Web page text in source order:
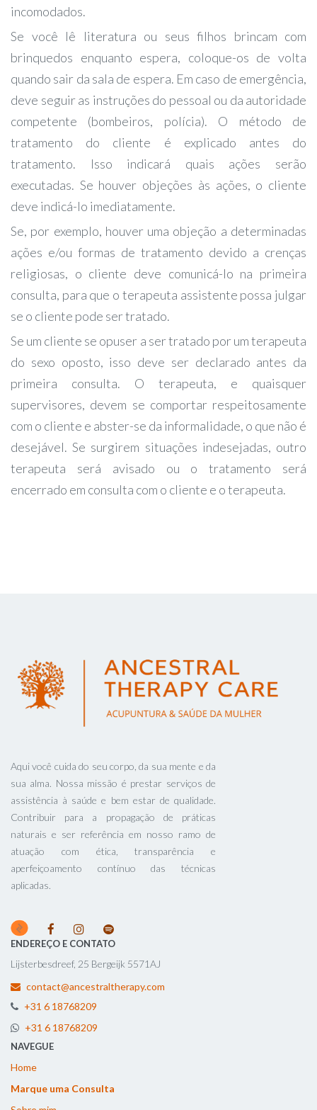
incomodados.
Se você lê literatura ou seus filhos brincam com
brinquedos enquanto espera, coloque-os de volta
quando sair da sala de espera. Em caso de emergência,
deve seguir as instruções do pessoal ou da autoridade
competente (bombeiros, polícia). O método de
tratamento do cliente é explicado antes do
tratamento. Isso indicará quais ações serão
executadas. Se houver objeções às ações, o cliente
deve indicá-lo imediatamente.
Se, por exemplo, houver uma objeção a determinadas
ações e/ou formas de tratamento devido a crenças
religiosas, o cliente deve comunicá-lo na primeira
consulta, para que o terapeuta assistente possa julgar
se o cliente pode ser tratado.
Se um cliente se opuser a ser tratado por um terapeuta
do sexo oposto, isso deve ser declarado antes da
primeira consulta. O terapeuta, e quaisquer
supervisores, devem se comportar respeitosamente
com o cliente e abster-se da informalidade, o que não é
desejável. Se surgirem situações indesejadas, outro
terapeuta será avisado ou o tratamento será
encerrado em consulta com o cliente e o terapeuta.
Aqui você cuida do seu corpo, da sua mente e da
sua alma. Nossa missão é prestar serviços de
assistência à saúde e bem estar de qualidade.
Contribuir para a propagação de práticas
naturais e ser referência em nosso ramo de
atuação com ética, transparência e
aperfeiçoamento contínuo das técnicas
aplicadas.
ENDEREÇO E CONTATO
Lijsterbesdreef, 25 Bergeijk 5571AJ
contact@ancestraltherapy.com
+31 6 18768209
+31 6 18768209
NAVEGUE
Home
Marque uma Consulta